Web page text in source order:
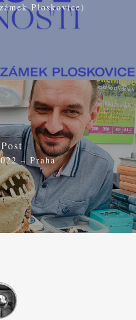
Ploskovice)
– Praha